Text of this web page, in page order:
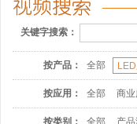
关键字搜索：
按产品： 全部
按应用： 全部 商
按类别： 全部 产